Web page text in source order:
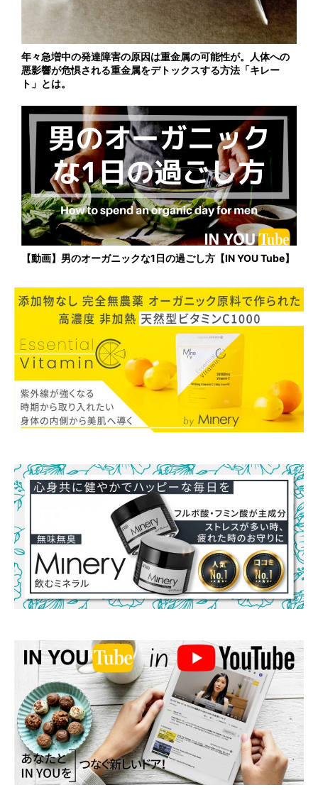
年々急増中の発達障害の原因は重金属の可能性が。人体への
悪影響が危惧される重金属をデトックスする方法「キレー
ト」とは。
【動画】男のオーガニックな1日の過ごし方【IN YOU Tube】